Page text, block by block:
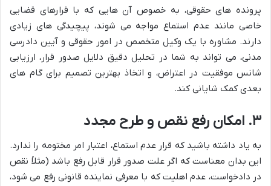
پرونده های حقوقی، به خصوص آن هایی که با قرارهای قضایی
خاصی مانند عدم استماع مواجه می شوند، پیچیدگی های زیادی
دارند. مشاوره با یک وکیل متخصص در امور حقوقی و آیین دادرسی
مدنی، می تواند به شما در تحلیل دقیق دلایل صدور قرار، ارزیابی
شانس موفقیت در اعتراض، و اتخاذ بهترین تصمیم برای گام های
بعدی کمک شایانی کند.
۳. امکان رفع نقص و طرح مجدد
به یاد داشته باشید که قرار عدم استماع، اعتبار امر مختومه را ندارد.
این بدان معناست که اگر علت صدور قرار قابل رفع باشد (مثلاً نقص
در دادخواست، عدم اهلیت که با معرفی نماینده قانونی رفع می شود،